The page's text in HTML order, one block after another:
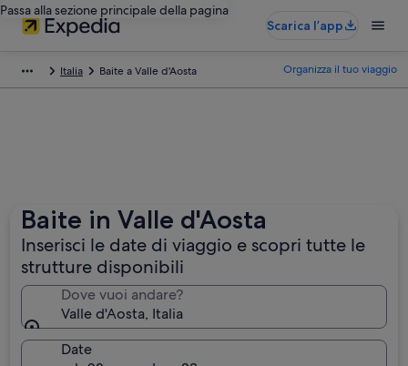
Passa alla sezione principale della pagina
Scarica l’app
Italia Baite a Valle d'Aosta Organizza il tuo viaggio
Baite in Valle d'Aosta
Inserisci le date di viaggio e scopri tutte le
strutture disponibili
Dove vuoi andare?
Valle d'Aosta, Italia
Date